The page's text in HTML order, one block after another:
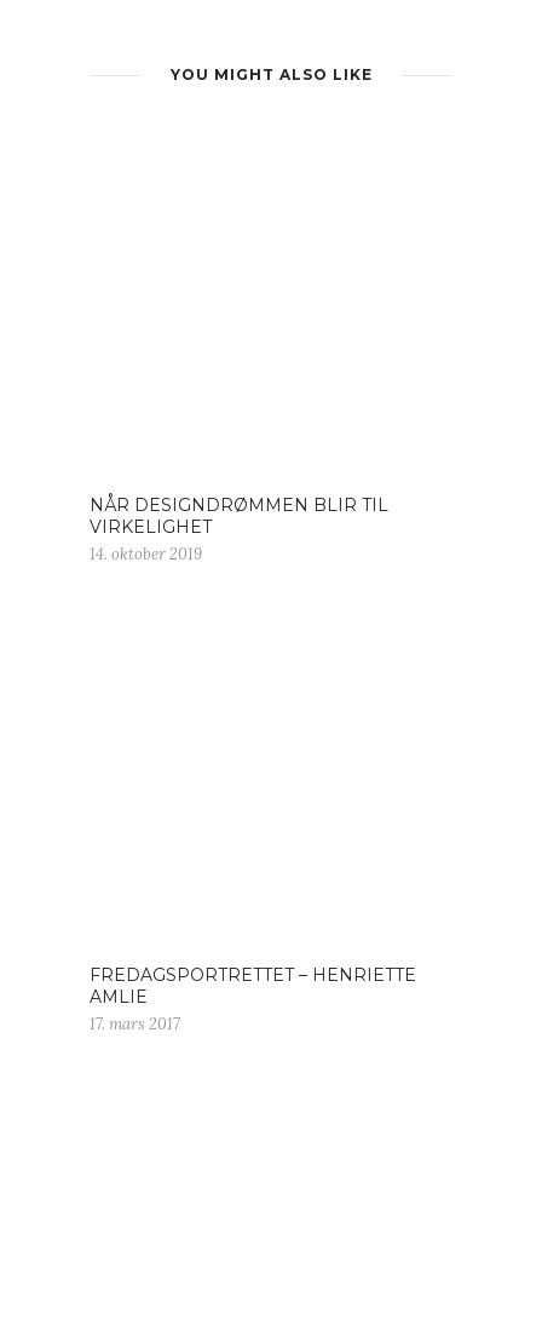
YOU MIGHT ALSO LIKE
NÅR DESIGNDRØMMEN BLIR TIL
VIRKELIGHET
14. oktober 2019
FREDAGSPORTRETTET – HENRIETTE
AMLIE
17. mars 2017